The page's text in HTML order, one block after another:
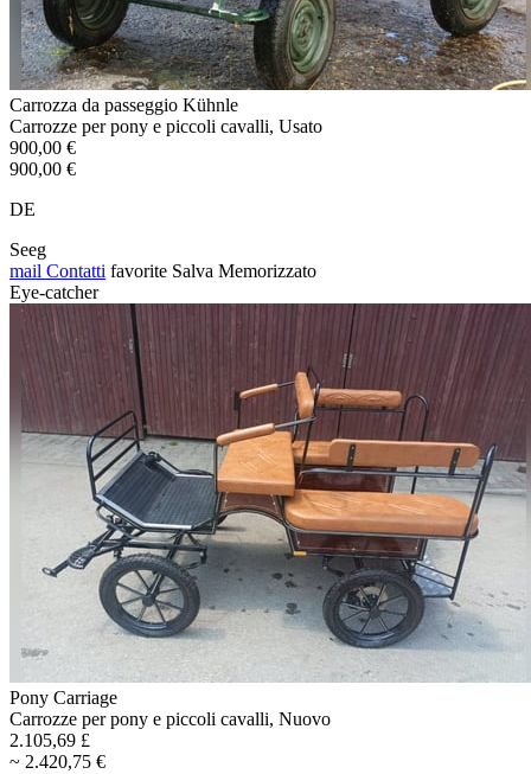
Carrozza da passeggio Kühnle
Carrozze per pony e piccoli cavalli, Usato
900,00 €
900,00 €
DE
Seeg
mail Contatti favorite Salva Memorizzato
Eye-catcher
Pony Carriage
Carrozze per pony e piccoli cavalli, Nuovo
2.105,69 £
~ 2.420,75 €